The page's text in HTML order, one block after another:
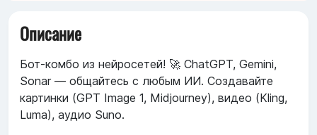
Описание
Бот-комбо из нейросетей! 🚀 ChatGPT, Gemini,
Sonar — общайтесь с любым ИИ. Создавайте
картинки (GPT Image 1, Midjourney), видео (Kling,
Luma), аудио Suno.